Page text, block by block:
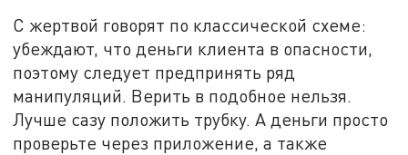
С жертвой говорят по классической схеме:
убеждают, что деньги клиента в опасности,
поэтому следует предпринять ряд
манипуляций. Верить в подобное нельзя.
Лучше сазу положить трубку. А деньги просто
проверьте через приложение, а также